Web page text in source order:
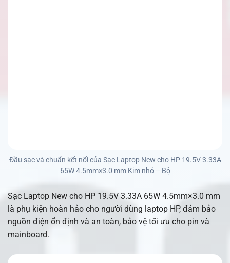
Đầu sạc và chuẩn kết nối của Sạc Laptop New cho HP 19.5V 3.33A
65W 4.5mm×3.0 mm Kim nhỏ – Bộ
Sạc Laptop New cho HP 19.5V 3.33A 65W 4.5mm×3.0 mm
là phụ kiện hoàn hảo cho người dùng laptop HP, đảm bảo
nguồn điện ổn định và an toàn, bảo vệ tối ưu cho pin và
mainboard.